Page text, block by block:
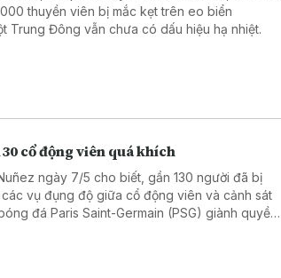
thuyền viên bị mắc kẹt trên eo biển
Trung Đông vẫn chưa có dấu hiệu hạ nhiệt.
cổ động viên quá khích
ngày 7/5 cho biết, gần 130 người đã bị
vụ đụng độ giữa cổ động viên và cảnh sát
đá Paris Saint-Germain (PSG) giành quyền